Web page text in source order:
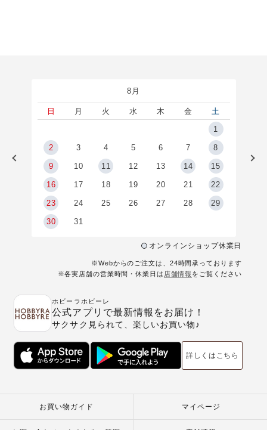
8月
日 月 火 水 木 金
土
1
2 3 4 5 6 7 8
9 10 11 12 13 14 15
16 17 18 19 20 21 22
23 24 25 26 27 28 29
30 31
オンラインショップ休業日
※Webからのご注文は、24時間承っております
※各実店舗の営業時間・休業日は 店舗情報 をご覧ください
ホビーラホビーレ
公式アプリで最新情報をお届け！
サクサク見られて、楽しいお買い物♪
詳しくはこちら
お買い物ガイド マイページ